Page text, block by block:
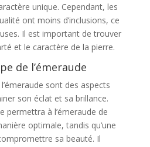
unique. Cependant, les
ont moins d’inclusions, ce
Il est important de trouver
et le caractère de la pierre.
de l’émeraude
sont des aspects
son éclat et sa brillance.
permettra à l’émeraude de
optimale, tandis qu’une
sa beauté. Il